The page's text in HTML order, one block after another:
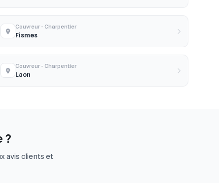
Couvreur - Charpentier
Fismes
Couvreur - Charpentier
Laon
?
avis clients et